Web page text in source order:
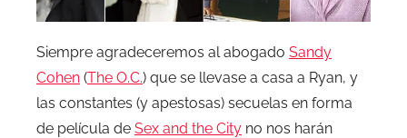
Siempre agradeceremos al abogado Sandy
Cohen (The O.C.) que se llevase a casa a Ryan, y
las constantes (y apestosas) secuelas en forma
de película de Sex and the City no nos harán